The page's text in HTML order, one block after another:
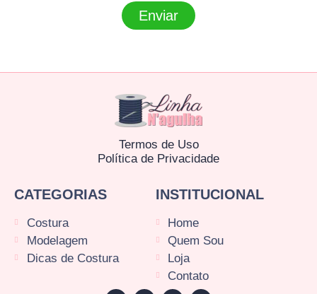
Enviar
Termos de Uso
Política de Privacidade
CATEGORIAS
Costura
Modelagem
Dicas de Costura
INSTITUCIONAL
Home
Quem Sou
Loja
Contato